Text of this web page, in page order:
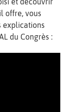
offre, vous
explications
du Congrès :